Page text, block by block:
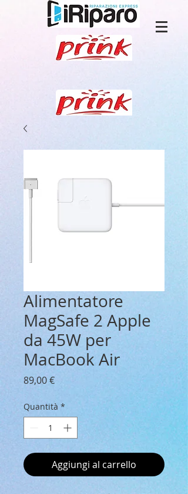
Alimentatore
MagSafe 2 Apple
da 45W per
MacBook Air
89,00 €Prezzo
Quantità *
Aggiungi al carrello